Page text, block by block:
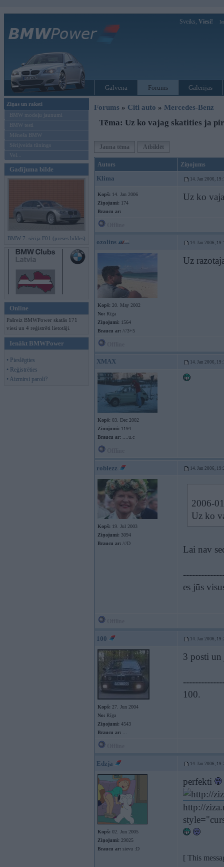
Sveiks, Viesi!
Galvenā Forums Galerijas
Ziņas un raksti
BMW modeļu jaunumi
BMW testi
Mēneša BMW
Sērijveida tūnings
Vel...
Gadījuma bilde
BMW 7. sērija F01 (preses bildes)
Online
Pašreiz BMWPower skatās 171
viesi un 4 reģistrēti lietotāji.
Ienākt BMWPower
• Pieslēgties
• Reģistrēties
• Aizmirsi paroli?
Forums » Citi auto » Mercedes-Benz
Tēma: Uz ko vajag skatities ja
Jauna tēma Atbildēt
Autors Ziņojums
Klima 14. Jan 2006,
Kopš: 14. Jan 2006
Ziņojumi: 174
Braucu ar:
Uz ko
ozolins 14. Jan 2006,
Kopš: 20. May 2002
No: Rīga
Ziņojumi: 1564
Braucu ar: ///3+5
Uz
XMAX 14. Jan 2006,
Kopš: 03. Dec 2002
Ziņojumi: 1194
Braucu ar: ....u.c
roblezz 14. Jan 2006,
Kopš: 19. Jul 2003
Ziņojumi: 3094
Braucu ar: ///D
2006-
Uz ko
Lai nav
es jūs
100 14. Jan 2006,
Kopš: 27. Jun 2004
No: Rīga
Ziņojumi: 4543
Braucu ar:
3 posti
100.
Edzja 14. Jan 2006,
Kopš: 02. Jun 2005
Ziņojumi: 29025
Braucu ar: sievu :D
perfekti
http://
[ This